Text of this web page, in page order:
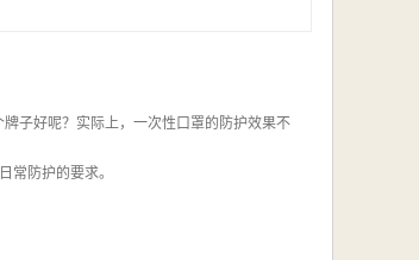
子好呢？实际上，一次性口罩的防护效果不
常防护的要求。